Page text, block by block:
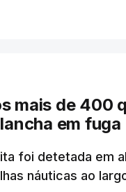
mais de 400
em fuga
foi detetada em
náuticas ao